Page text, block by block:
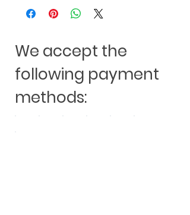
We accept the
following payment
methods: